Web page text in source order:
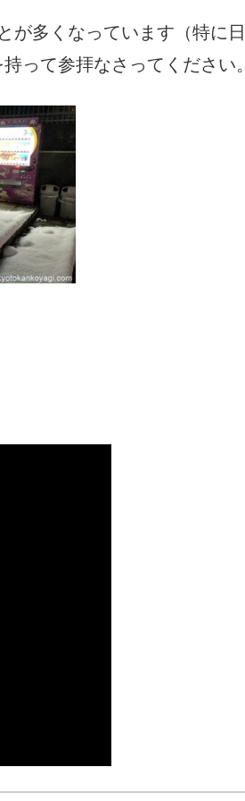
が多くなっています（特に日
って参拝なさってください。